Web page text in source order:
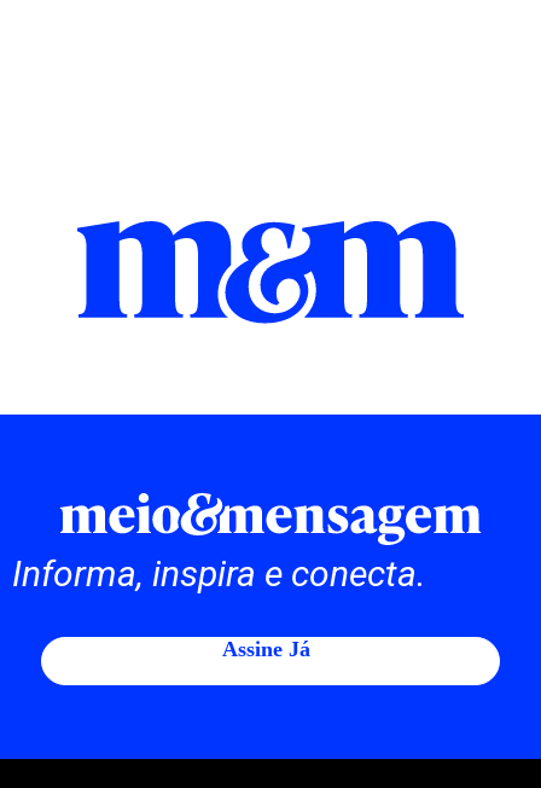
Informa, inspira e conecta.
Assine Já